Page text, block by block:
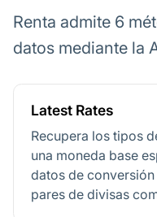
Renta admite 6
datos mediante la
Latest Rates
Recupera los tipos
una moneda base
datos de
pares de divisas